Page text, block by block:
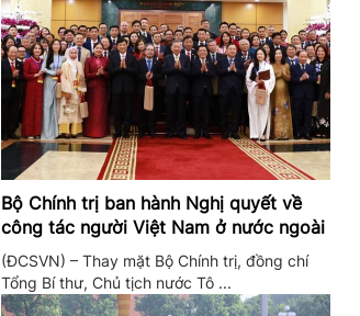
Bộ Chính trị ban hành Nghị quyết về
công tác người Việt Nam ở nước ngoài
(ĐCSVN) – Thay mặt Bộ Chính trị, đồng chí
Tổng Bí thư, Chủ tịch nước Tô ...